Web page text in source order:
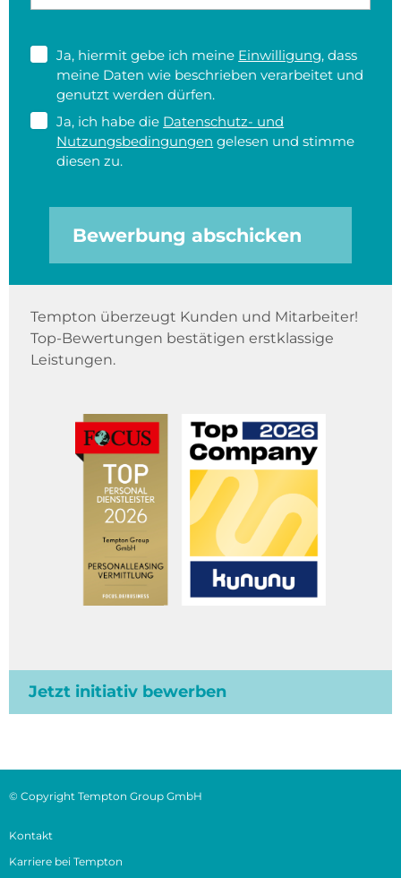
Ja, hiermit gebe ich meine Einwilligung, dass
meine Daten wie beschrieben verarbeitet und
genutzt werden dürfen.
Ja, ich habe die Datenschutz- und
Nutzungsbedingungen gelesen und stimme
diesen zu.
Bewerbung abschicken
Tempton überzeugt Kunden und Mitarbeiter!
Top-Bewertungen bestätigen erstklassige
Leistungen.
Jetzt initiativ bewerben
© Copyright Tempton Group GmbH
Kontakt
Karriere bei Tempton